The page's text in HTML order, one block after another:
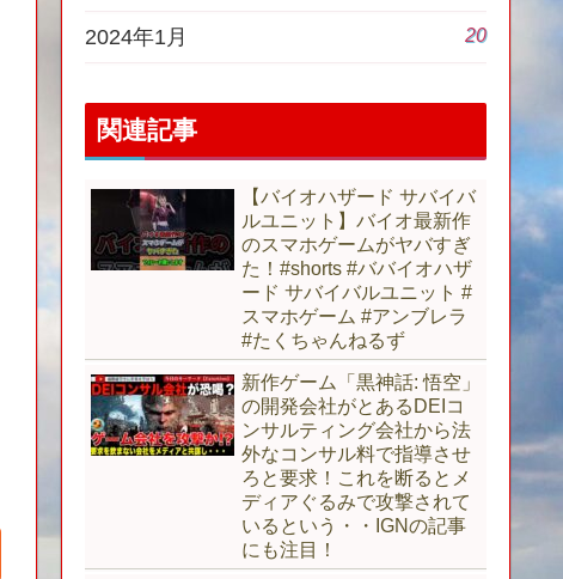
2024年1月 20
関連記事
【バイオハザード サバイバ
ルユニット】バイオ最新作
のスマホゲームがヤバすぎ
た！#shorts #ババイオハザ
ード サバイバルユニット #
スマホゲーム #アンブレラ
#たくちゃんねるず
新作ゲーム「黒神話: 悟空」
の開発会社がとあるDEIコ
ンサルティング会社から法
外なコンサル料で指導させ
ろと要求！これを断るとメ
ディアぐるみで攻撃されて
いるという・・IGNの記事
にも注目！